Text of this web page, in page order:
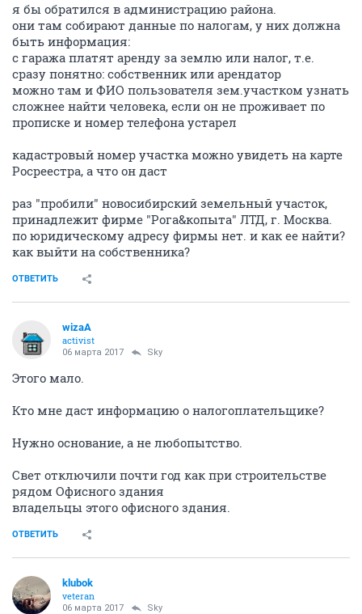
я бы обратился в администрацию района.
они там собирают данные по налогам, у них должна
быть информация:
с гаража платят аренду за землю или налог, т.е.
сразу понятно: собственник или арендатор
можно там и ФИО пользователя зем.участком узнать
сложнее найти человека, если он не проживает по
прописке и номер телефона устарел
кадастровый номер участка можно увидеть на карте
Росреестра, а что он даст
раз "пробили" новосибирский земельный участок,
принадлежит фирме "Рога&копыта" ЛТД, г. Москва.
по юридическому адресу фирмы нет. и как ее найти?
как выйти на собственника?
ОТВЕТИТЬ
wizaA
activist
06 марта 2017 Sky
Этого мало.
Кто мне даст информацию о налогоплательщике?
Нужно основание, а не любопытство.
Свет отключили почти год как при строительстве
рядом Офисного здания
владельцы этого офисного здания.
ОТВЕТИТЬ
klubok
veteran
06 марта 2017 Sky